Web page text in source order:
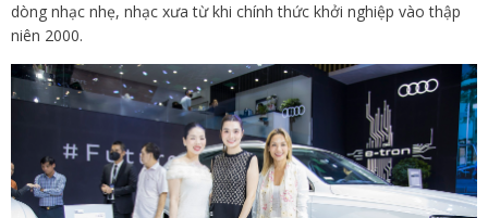
dòng nhạc nhẹ, nhạc xưa từ khi chính thức khởi nghiệp vào thập
niên 2000.